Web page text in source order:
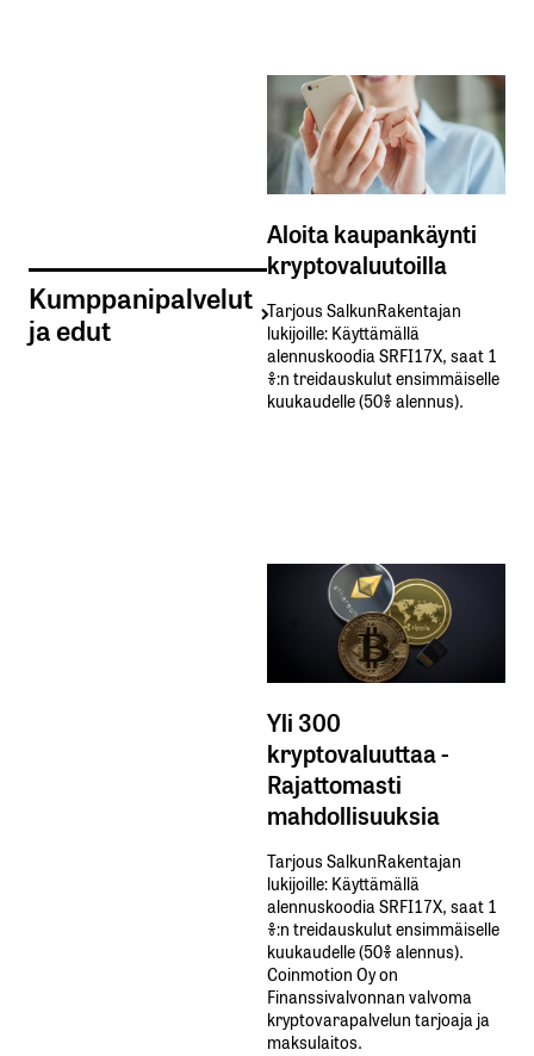
Kumppanipalvelut
ja edut
Aloita kaupankäynti
kryptovaluutoilla
Tarjous SalkunRakentajan
lukijoille: Käyttämällä​ ​
alennuskoodia​ ​SRFI17X,​ ​saat​ ​1
%:n treidauskulut​ ​ensimmäiselle​ ​
kuukaudelle​ ​(50%​ ​alennus).
Yli 300
kryptovaluuttaa -
Rajattomasti
mahdollisuuksia
Tarjous SalkunRakentajan
lukijoille: Käyttämällä​ ​
alennuskoodia​ ​SRFI17X,​ ​saat​ ​1
%:n treidauskulut​ ​ensimmäiselle​ ​
kuukaudelle​ ​(50%​ ​alennus).
Coinmotion Oy on
Finanssivalvonnan valvoma
kryptovarapalvelun tarjoaja ja
maksulaitos.